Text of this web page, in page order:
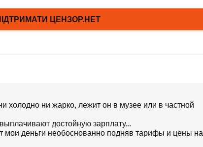
холодно ни жарко, лежит он в музее или в частной
достойную зарплату...
мои деньги необоснованно подняв тарифы и цены на